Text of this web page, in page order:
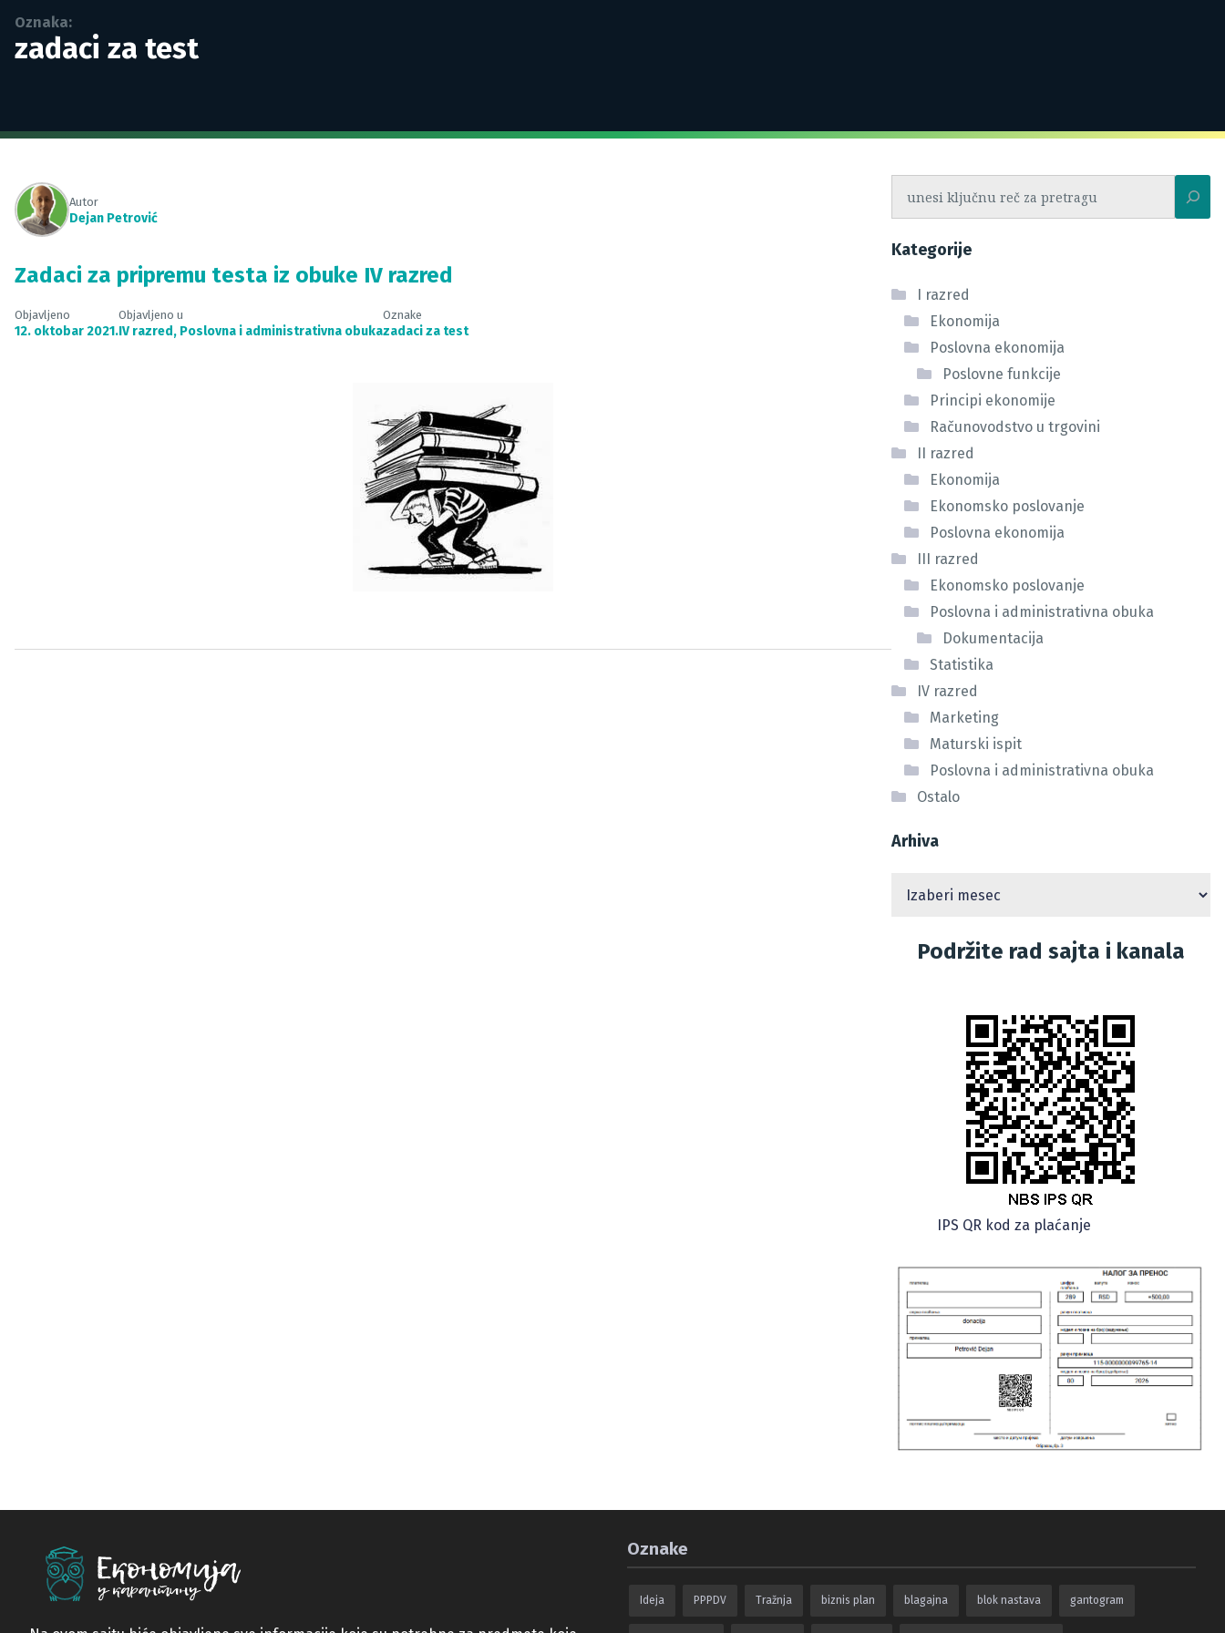
Oznaka:
zadaci za test
Autor
Dejan Petrović
Zadaci za pripremu testa iz obuke IV razred
Objavljeno
12. oktobar 2021.
Objavljeno u
IV razred, Poslovna i administrativna obuka
Oznake
zadaci za test
Kategorije
I razred
Ekonomija
Poslovna ekonomija
Poslovne funkcije
Principi ekonomije
Računovodstvo u trgovini
II razred
Ekonomija
Ekonomsko poslovanje
Poslovna ekonomija
III razred
Ekonomsko poslovanje
Poslovna i administrativna obuka
Dokumentacija
Statistika
IV razred
Marketing
Maturski ispit
Poslovna i administrativna obuka
Ostalo
Arhiva
Podržite rad sajta i kanala
IPS QR kod za plaćanje
Oznake
Ideja PPPDV Tražnja biznis plan blagajna blok nastava gantogram